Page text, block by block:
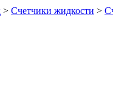
> Счетчики жидкости >